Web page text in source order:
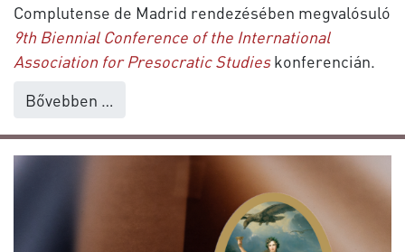
Complutense de Madrid rendezésében megvalósuló
9th Biennial Conference of the International
Association for Presocratic Studieskonferencián.
Bővebben …